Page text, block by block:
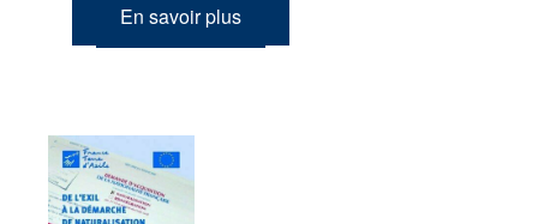
En savoir plus